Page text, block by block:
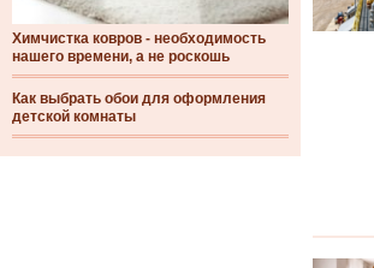
Химчистка ковров - необходимость
нашего времени, а не роскошь
Как выбрать обои для оформления
детской комнаты